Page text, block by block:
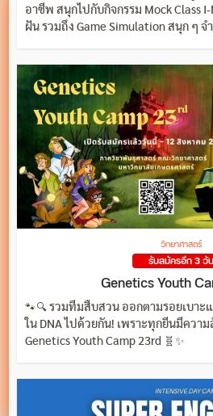
อาชีพ สนุกไปกับกิจกรรม Mock Class
ฝัน รวมถึง Game Simulation สนุก ๆ จ
วิทยาศาสตร์
รับสมัครอีก 3 วัน
Genetics Youth
🐾🔍 รวมทีมสืบสวน ออกตามรอยเบา
ใน DNA ไปด้วยกัน! เพราะทุกยีนมีคว
Genetics Youth Camp 23rd 🧬✨